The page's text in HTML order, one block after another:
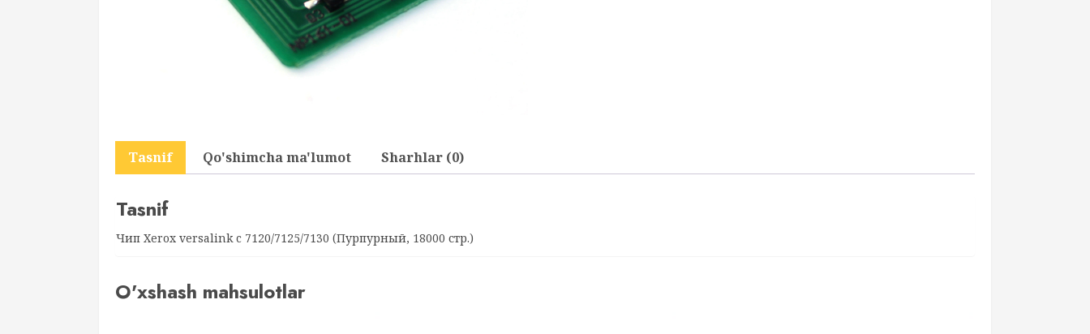
Tasnif Qo'shimcha ma'lumot Sharhlar (0)
Tasnif
Чип Xerox versalink c 7120/7125/7130 (Пурпурный, 18000 стр.)
O'xshash mahsulotlar